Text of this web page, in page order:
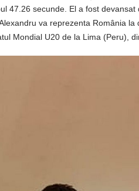
47.26 secunde. El a fost
va reprezenta România
Mondial U20 de la Lima (Peru),